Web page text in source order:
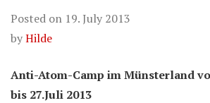
Posted on 19. July 2013
byHilde
Anti-Atom-Camp im Münsterland
bis 27.Juli 2013